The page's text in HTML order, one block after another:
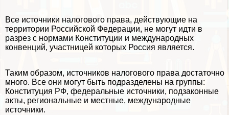
Все источники налогового права, действующие на
территории Российской Федерации, не могут идти в
разрез с нормами Конституции и международных
конвенций, участницей которых Россия является.
Таким образом, источников налогового права достаточно
много. Все они могут быть подразделены на группы:
Конституция РФ, федеральные источники, подзаконные
акты, региональные и местные, международные
источники.